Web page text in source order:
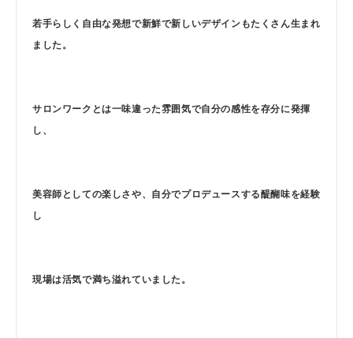
若手らしく自由な発想で新鮮で新しいデザインもたくさん生まれ
ました。
サロンワークとは一味違った雰囲気で自分の感性を存分に発揮
し、
美容師としての楽しさや、自分でプロデュースする醍醐味を経験
し
現場は活気で満ち溢れていました。